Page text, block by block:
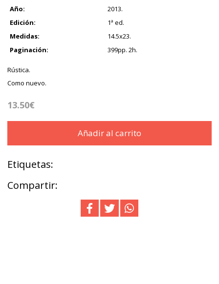
Año:
2013.
Edición:
1ª ed.
Medidas:
14.5x23.
Paginación:
399pp. 2h.
Rústica.
Como nuevo.
13.50€
Añadir al carrito
Etiquetas:
Compartir: